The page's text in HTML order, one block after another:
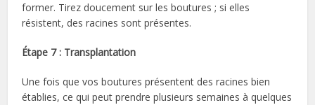
former. Tirez doucement sur les boutures ; si elles
résistent, des racines sont présentes.
Étape 7 : Transplantation
Une fois que vos boutures présentent des racines bien
établies, ce qui peut prendre plusieurs semaines à quelques